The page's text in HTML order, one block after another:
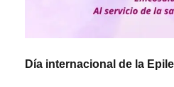
Día internacional de la